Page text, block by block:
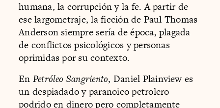
humana, la corrupción y la fe. A partir de
ese largometraje, la ficción de Paul Thomas
Anderson siempre sería de época, plagada
de conflictos psicológicos y personas
oprimidas por su contexto.
En Petróleo Sangriento, Daniel Plainview es
un despiadado y paranoico petrolero
podrido en dinero pero completamente